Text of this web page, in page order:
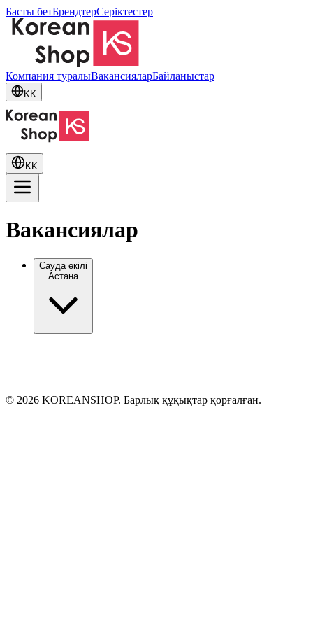
Басты бетБрендтерСеріктестер
Компания туралыВакансияларБайланыстар
KK
KK
Вакансиялар
Сауда өкілі
Астана
© 2026 KOREANSHOP. Барлық құқықтар қорғалған.